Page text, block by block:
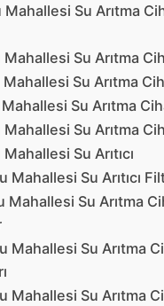
Su Arıtma
Su Arıtma
Su Arıtma
Su Arıtma
Su Arıtma
Su Arıtıcı
Mahallesi Su Arıtıcı
Mahallesi Su Arıtma
Mahallesi Su Arıtma
Mahallesi Su Arıtma